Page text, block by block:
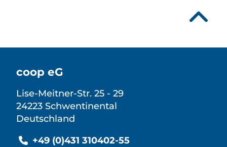
coop eG
Lise-Meitner-Str. 25 - 29
24223 Schwentinental
Deutschland
+49 (0)431 310402-55